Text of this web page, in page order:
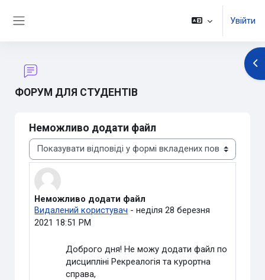
Увійти
ФОРУМ ДЛЯ СТУДЕНТІВ
Неможливо додати файл
Тип показу
Неможливо додати файл
Видалений користувач -неділя 28 березня
2021 18:51 PM
Кількість відповідей: 2
Доброго дня! Не можу додати файл по
дисципліні Рекреалогія та курортна
справа,